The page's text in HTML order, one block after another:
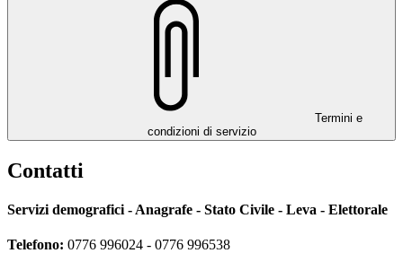
Termini e
condizioni di servizio
Contatti
Servizi demografici - Anagrafe - Stato Civile - Leva - Elettorale
Telefono: 0776 996024 - 0776 996538